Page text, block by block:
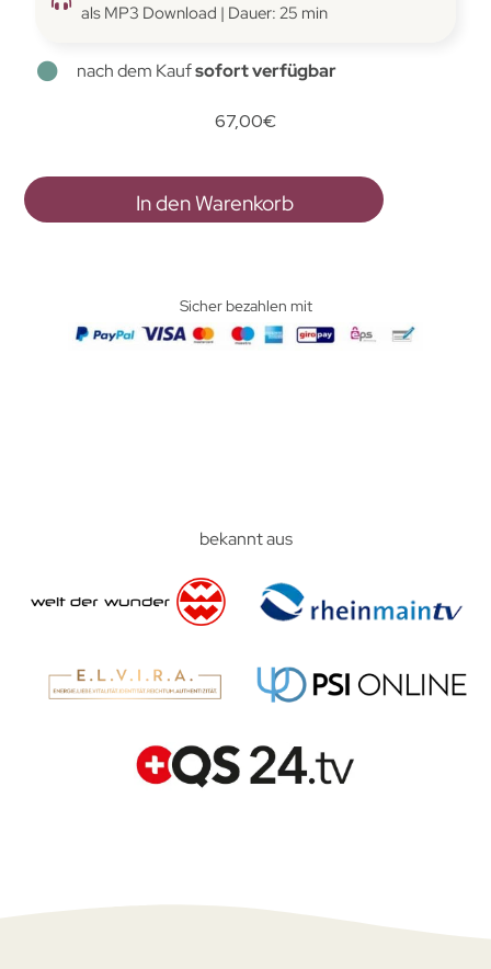
als MP3 Download | Dauer: 25 min
nach dem Kaufsofort verfügbar
67,00€
In den Warenkorb
Sicher bezahlen mit
bekannt aus